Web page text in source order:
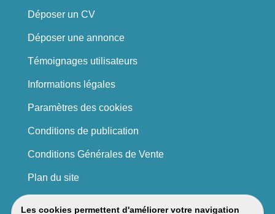
Les cookies permettent d'améliorer votre navigation
Déposer un CV
Déposer une annonce
Témoignages utilisateurs
Informations légales
Paramètres des cookies
Conditions de publication
Conditions Générales de Vente
Plan du site